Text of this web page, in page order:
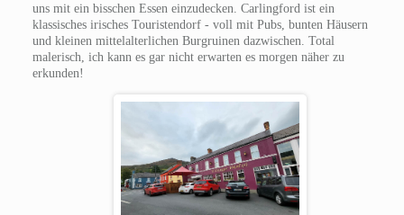
uns mit ein bisschen Essen einzudecken. Carlingford ist ein
klassisches irisches Touristendorf - voll mit Pubs, bunten Häusern
und kleinen mittelalterlichen Burgruinen dazwischen. Total
malerisch, ich kann es gar nicht erwarten es morgen näher zu
erkunden!